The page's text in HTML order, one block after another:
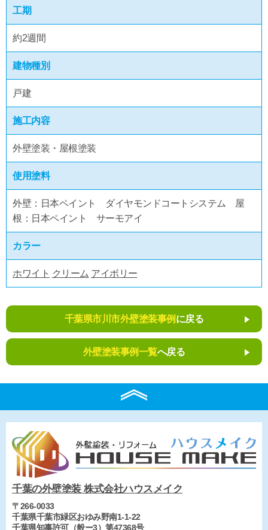
工期
約2週間
建物種別
戸建
施工内容
外壁塗装・屋根塗装
使用塗料
外壁：日本ペイント ダイヤモンドコートシステム 屋
根：日本ペイント サーモアイ
カラー
ホワイト クリーム アイボリー
千葉県市川市外壁塗装事例 に戻る
外壁塗装事例一覧へ戻る
千葉の外壁塗装 株式会社ハウスメイク
〒266-0033
千葉県千葉市緑区おゆみ野南1-1-22
千葉県知事許可（般ー3）第47368号